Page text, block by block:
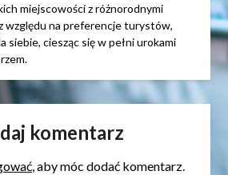
miejscowości z różnorodnymi
względu na preferencje turystów,
siebie, ciesząc się w pełni urokami
komentarz
, aby móc dodać komentarz.